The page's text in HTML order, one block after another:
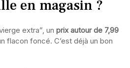
en magasin ?
extra”, un prix autour de 7,99
flacon foncé. C’est déjà un bon